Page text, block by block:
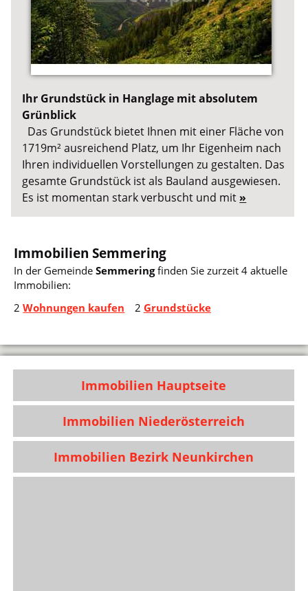
Ihr Grundstück in Hanglage mit absolutem
Grünblick
Das Grundstück bietet Ihnen mit einer Fläche von
1719m² ausreichend Platz, um Ihr Eigenheim nach
Ihren individuellen Vorstellungen zu gestalten. Das
gesamte Grundstück ist als Bauland ausgewiesen.
Es ist momentan stark verbuscht und mit »
Immobilien Semmering
In der GemeindeSemmeringfinden Sie zurzeit 4 aktuelle
Immobilien:
2Wohnungen kaufen 2 Grundstücke
Immobilien Hauptseite
Immobilien Niederösterreich
Immobilien Bezirk Neunkirchen